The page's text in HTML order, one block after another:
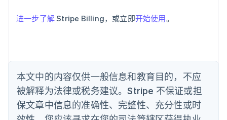
进一步了解Stripe Billing，或立即开始使用。
本文中的内容仅供一般信息和教育目的，不应
被解释为法律或税务建议。Stripe 不保证或担
保文章中信息的准确性、完整性、充分性或时
PortuguêsEnglish
English
丹麦
English
德国
DeutschEnglish